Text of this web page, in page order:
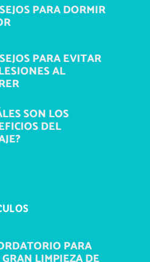
PARA DORMIR
PARA EVITAR
AL
SON LOS
DEL
PARA